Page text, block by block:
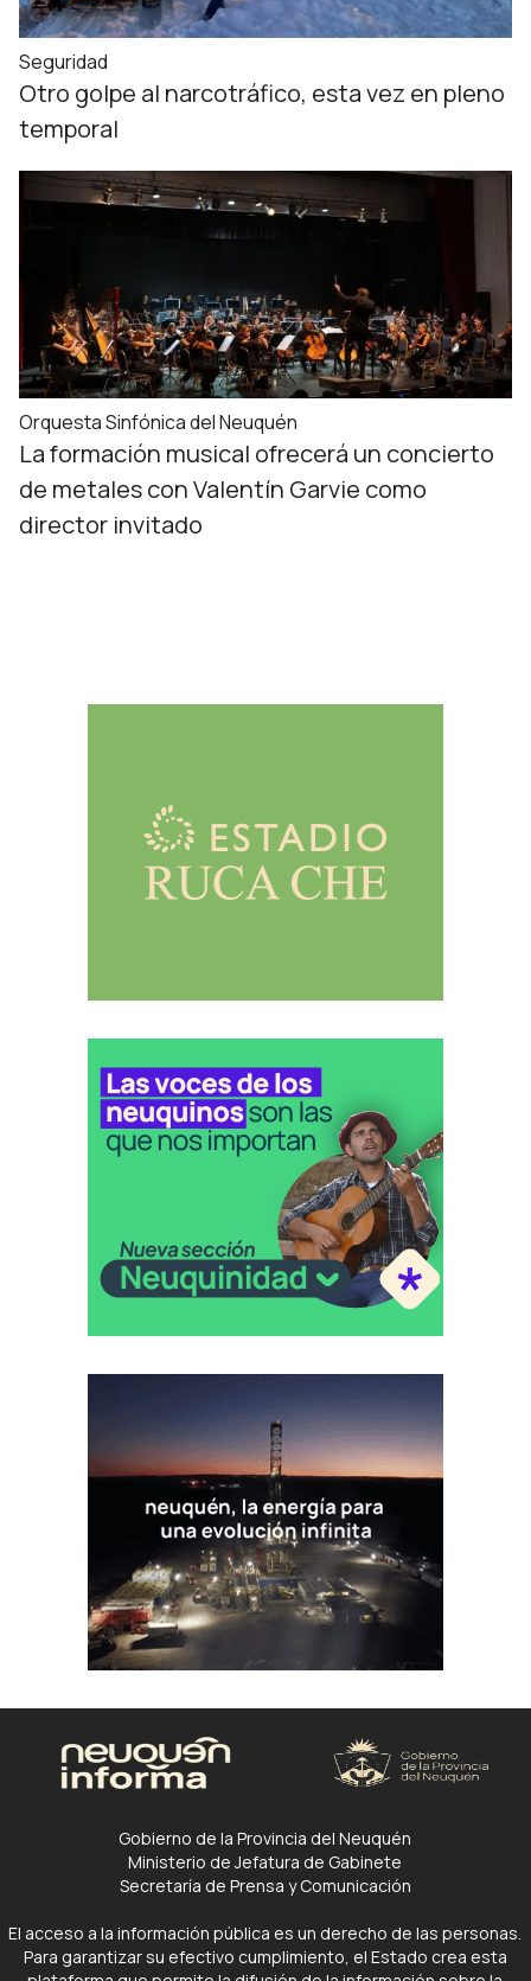
Seguridad
Otro golpe al narcotráfico, esta vez en pleno
temporal
Orquesta Sinfónica del Neuquén
La formación musical ofrecerá un concierto
de metales con Valentín Garvie como
director invitado
Gobierno de la Provincia del Neuquén
Ministerio de Jefatura de Gabinete
Secretaría de Prensa y Comunicación
El acceso a la información pública es un derecho de las personas.
Para garantizar su efectivo cumplimiento, el Estado crea esta